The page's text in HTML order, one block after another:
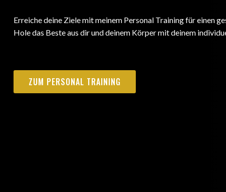
Erreiche deine Ziele mit meinem Personal Training für einen
Hole das Beste aus dir und deinem Körper mit deinem
ZUM PERSONAL TRAINING